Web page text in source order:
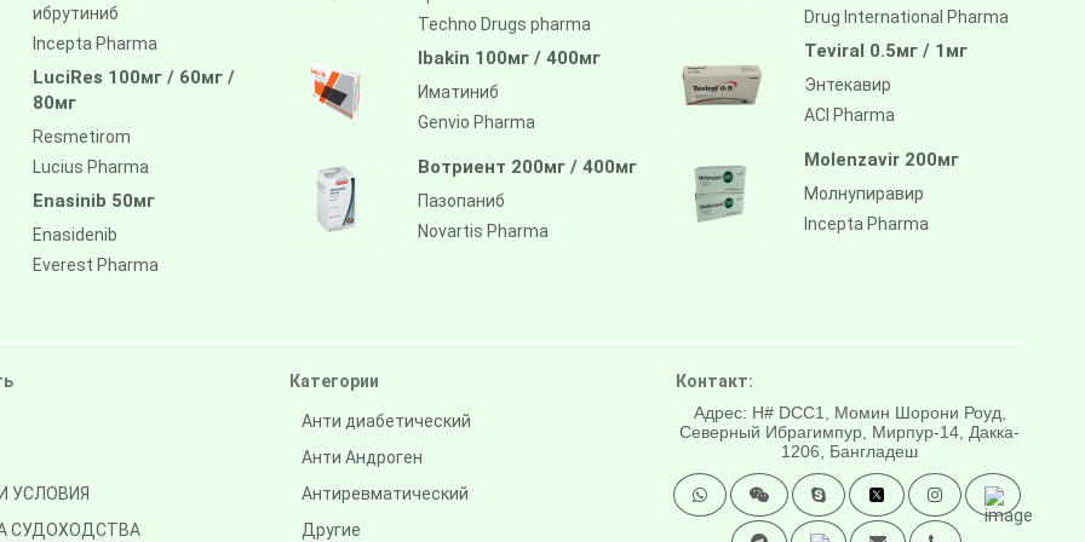
ибрутиниб
Incepta Pharma
LuciRes 100мг / 60мг /
80мг
Resmetirom
Lucius Pharma
Enasinib 50мг
Enasidenib
Everest Pharma
Techno Drugs pharma
Ibakin 100мг / 400мг
Иматиниб
Genvio Pharma
Вотриент 200мг / 400мг
Пазопаниб
Novartis Pharma
Drug International Pharma
Teviral 0.5мг / 1мг
Энтекавир
ACI Pharma
Molenzavir 200мг
Молнупиравир
Incepta Pharma
УСЛОВИЯ
СУДОХОДСТВА
Категории
Анти диабетический
Анти Андроген
Антиревматический
Другие
Контакт:
Адрес: H# DCC1, Момин Шорони Роуд,
Северный Ибрагимпур, Мирпур-14, Дакка-
1206, Бангладеш